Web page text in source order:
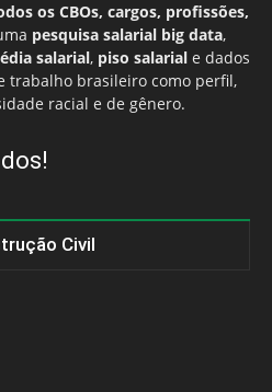
os CBOs, cargos, profissões,
pesquisa salarial big data,
salarial, piso salarial e dados
trabalho brasileiro como perfil,
racial e de gênero.
Civil